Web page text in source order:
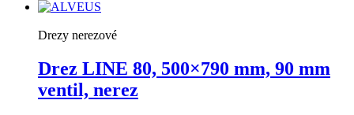
Drezy nerezové
Drez LINE 80, 500×790 mm, 90 mm
ventil, nerez